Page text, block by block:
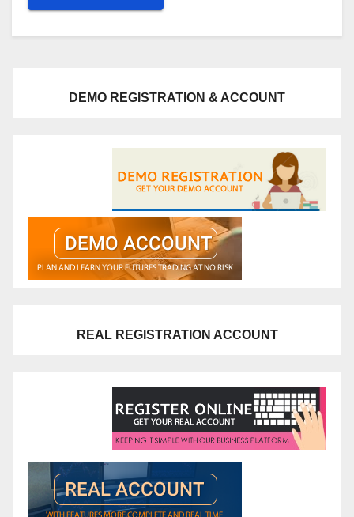
DEMO REGISTRATION & ACCOUNT
REAL REGISTRATION ACCOUNT